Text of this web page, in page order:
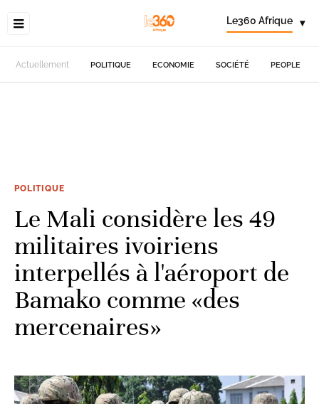
Le360 Afrique ▾
Actuellement POLITIQUE ECONOMIE SOCIÉTÉ PEOPLE
POLITIQUE
Le Mali considère les 49
militaires ivoiriens
interpellés à l'aéroport de
Bamako comme «des
mercenaires»